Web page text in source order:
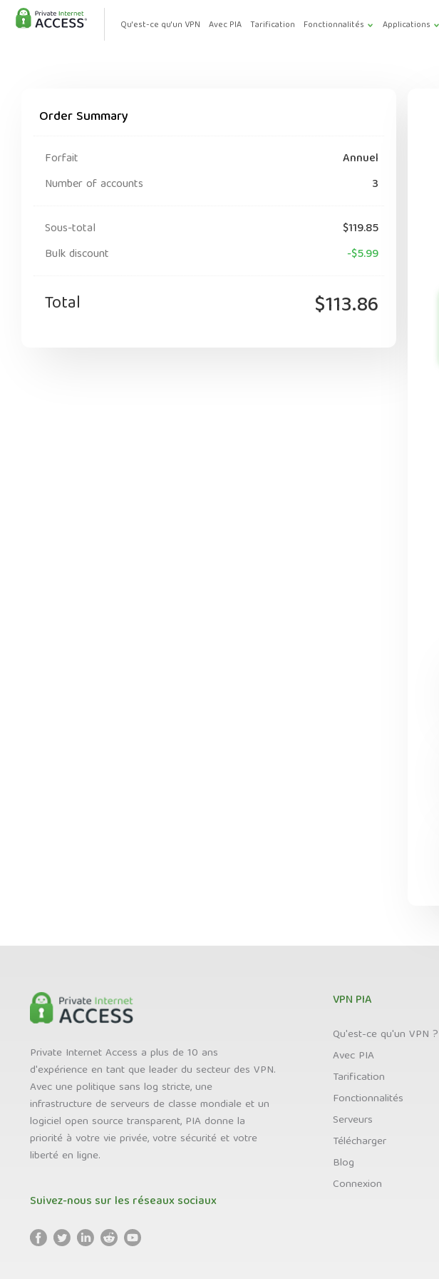
Qu'est-ce qu'un VPN Avec PIA Tarification Fonctionnalités Applications
Order Summary
Forfait
Annuel
Number of accounts
3
Sous-total
$119.85
Bulk discount
-$5.99
Total $113.86
Private Internet Access a plus de 10 ans
d'expérience en tant que leader du secteur des VPN.
Avec une politique sans log stricte, une
infrastructure de serveurs de classe mondiale et un
logiciel open source transparent, PIA donne la
priorité à votre vie privée, votre sécurité et votre
liberté en ligne.
Suivez-nous sur les réseaux sociaux
VPN PIA
Qu'est-ce qu'un VPN ?
Avec PIA
Tarification
Fonctionnalités
Serveurs
Télécharger
Blog
Connexion